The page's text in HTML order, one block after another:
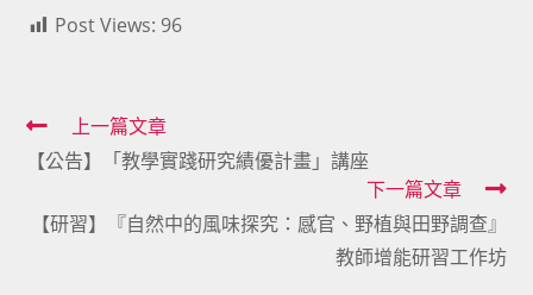
Post Views: 96
Read
more
articles
上一篇文章
【公告】「教學實踐研究績優計畫」講座
下一篇文章
【研習】『自然中的風味探究：感官、野植與田野調查』
教師增能研習工作坊